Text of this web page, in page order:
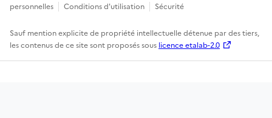
personnelles
Conditions d'utilisation Sécurité
Sauf mention explicite de propriété intellectuelle détenue par des tiers,
les contenus de ce site sont proposés sous licence etalab-2.0